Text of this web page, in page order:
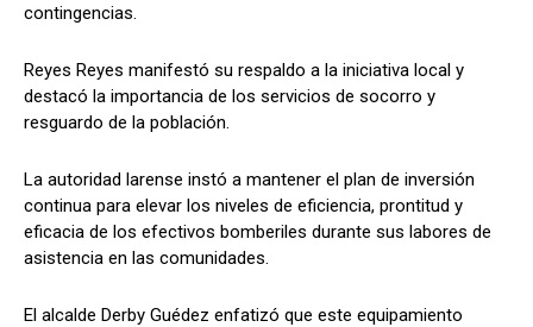
contingencias.
​Reyes Reyes manifestó su respaldo a la iniciativa local y
destacó la importancia de los servicios de socorro y
resguardo de la población.
La autoridad larense instó a mantener el plan de inversión
continua para elevar los niveles de eficiencia, prontitud y
eficacia de los efectivos bomberiles durante sus labores de
asistencia en las comunidades.
​El alcalde Derby Guédez enfatizó que este equipamiento